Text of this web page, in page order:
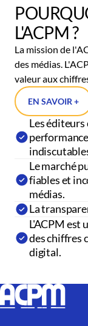
L'ACPM ?
La mission de
des médias.
valeur aux
EN SAVOIR +
Les
Le marché
fiables et
médias.
La
L'ACPM est
des chiffres
digital.